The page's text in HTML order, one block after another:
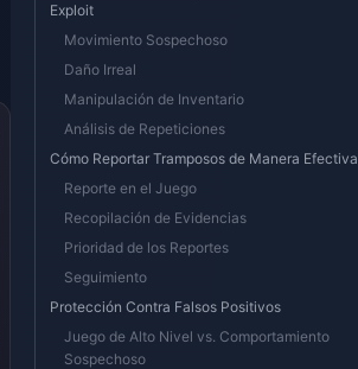
-38%
3280 + 670 Delta
Coins
€ 30.09
Comprar ahora
Coins
€ 60.19
Comprar ahora
Exploit
Movimiento Sospechoso
Daño Irreal
Manipulación de Inventario
Análisis de Repeticiones
Cómo Reportar Tramposos de Manera Efectiva
Reporte en el Juego
Recopilación de Evidencias
Prioridad de los Reportes
Seguimiento
Protección Contra Falsos Positivos
Juego de Alto Nivel vs. Comportamiento
Sospechoso